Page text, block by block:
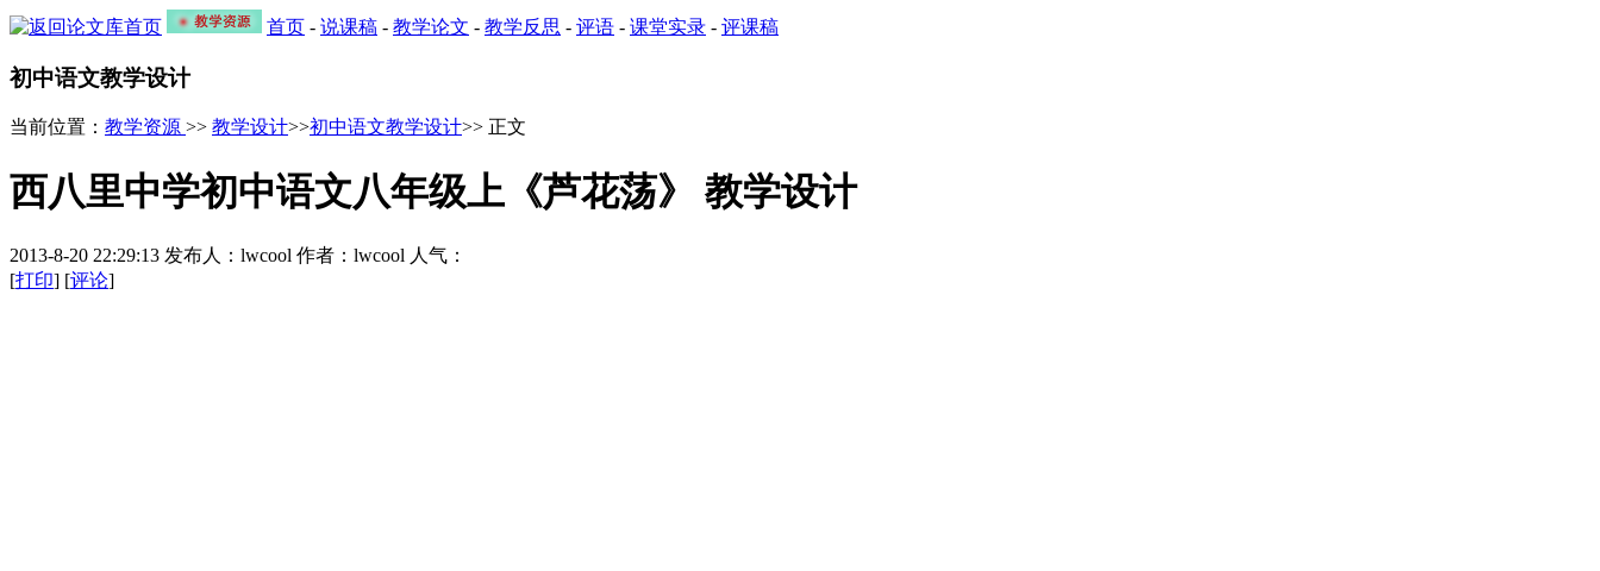
首页 - 说课稿 - 教学论文 - 教学反思 - 评语 - 课堂实录 - 评课稿
初中语文教学设计
当前位置： 教学资源 >> 教学设计>>初中语文教学设计>> 正文
西八里中学初中语文八年级上《芦花荡》 教学设计
2013-8-20 22:29:13 发布人：lwcool 作者：lwcool 人气：
[打印] [评论]